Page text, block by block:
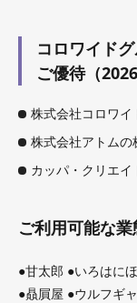
コロワイド
ご優待（
株式会社コロワ
株式会社アトムの
カッパ・クリエ
ご利用可能な
●甘太郎 ●いろはに
●贔屓屋 ●ウルフギ